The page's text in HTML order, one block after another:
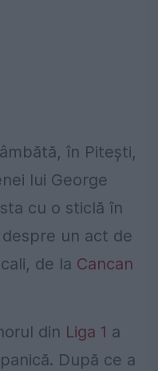
în Pitești,
lui George
cu o sticlă în
un act de
de la Cancan
din Liga 1 a
După ce a